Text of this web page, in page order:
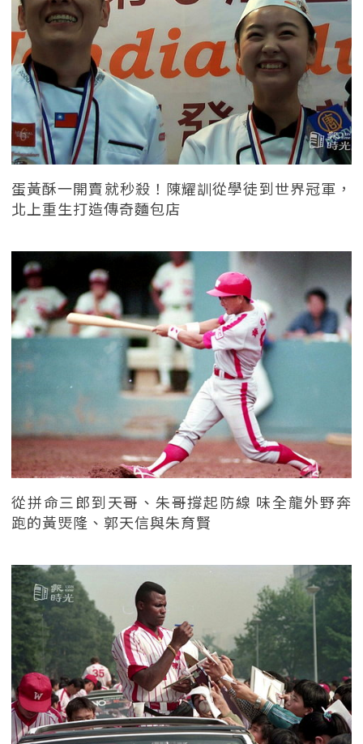
蛋黃酥一開賣就秒殺！陳耀訓從學徒到世界冠軍，
北上重生打造傳奇麵包店
從拼命三郎到天哥、朱哥撐起防線 味全龍外野奔
跑的黃煚隆、郭天信與朱育賢